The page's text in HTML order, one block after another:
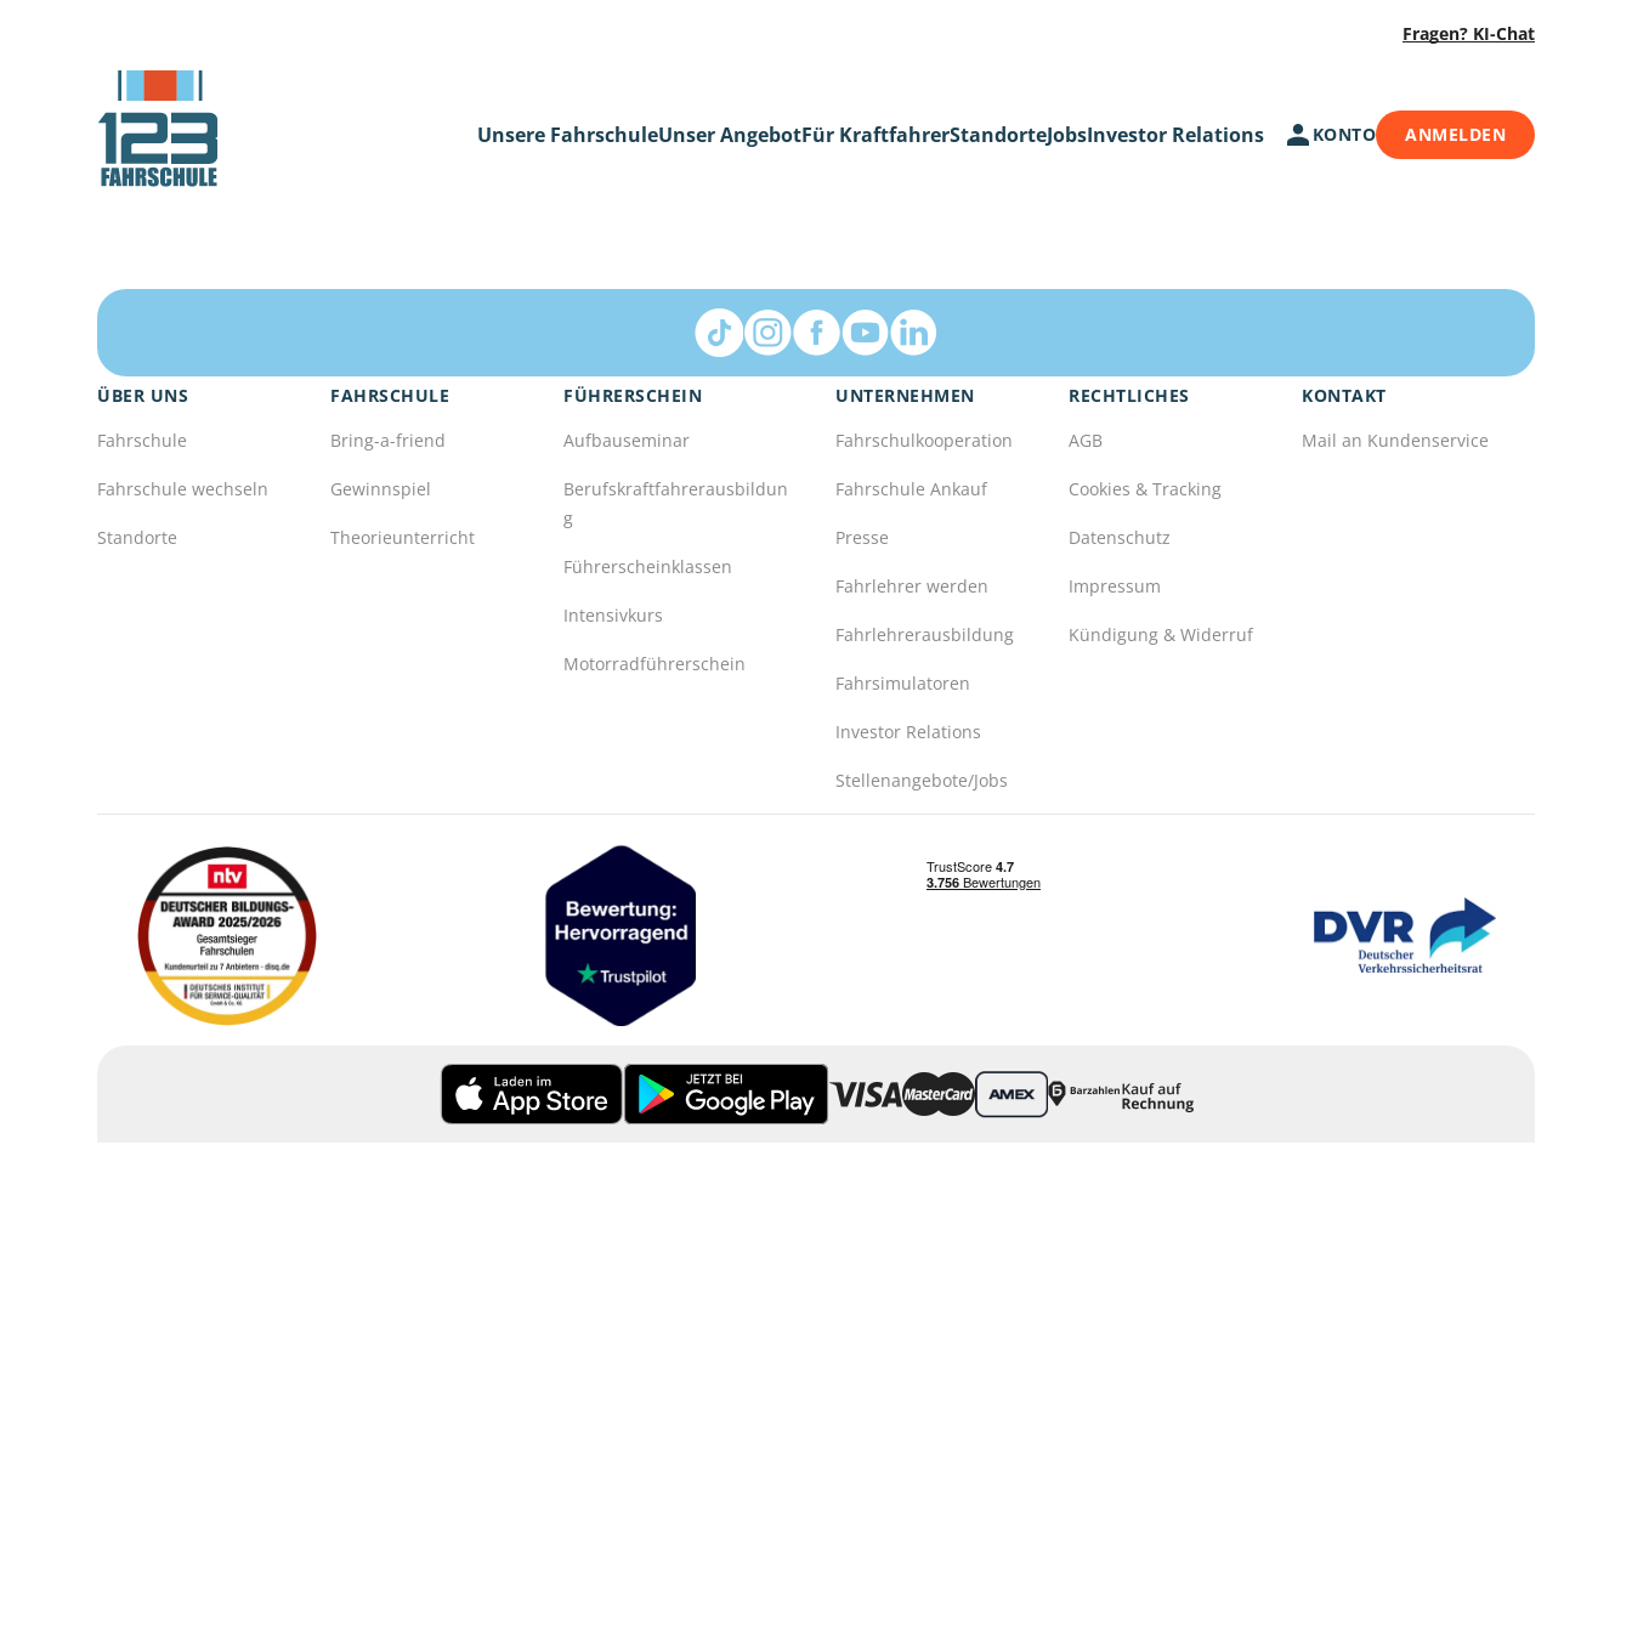
Fragen? KI-Chat
Unsere FahrschuleUnser AngebotFür KraftfahrerStandorteJobsInvestor Relations KONTO ANMELDEN
ÜBER UNS
Fahrschule
Fahrschule wechseln
Standorte
FAHRSCHULE
Bring-a-friend
Gewinnspiel
Theorieunterricht
FÜHRERSCHEIN
Aufbauseminar
Berufskraftfahrerausbildun
g
Führerscheinklassen
Intensivkurs
Motorradführerschein
UNTERNEHMEN
Fahrschulkooperation
Fahrschule Ankauf
Presse
Fahrlehrer werden
Fahrlehrerausbildung
Fahrsimulatoren
Investor Relations
Stellenangebote/Jobs
RECHTLICHES
AGB
Cookies & Tracking
Datenschutz
Impressum
Kündigung & Widerruf
KONTAKT
Mail an Kundenservice